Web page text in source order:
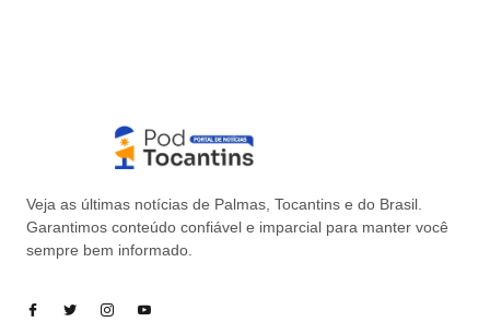
Veja as últimas notícias de Palmas, Tocantins e do Brasil.
Garantimos conteúdo confiável e imparcial para manter você
sempre bem informado.